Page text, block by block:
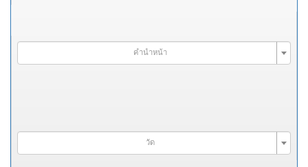
คำนำหน้า
วัด